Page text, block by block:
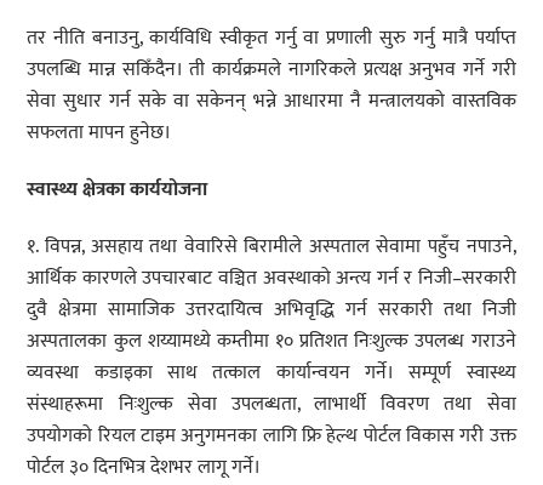
तर नीति बनाउनु, कार्यविधि स्वीकृत गर्नु वा प्रणाली सुरु गर्नु मात्रै पर्याप्त
उपलब्धि मान्न सकिँदैन। ती कार्यक्रमले नागरिकले प्रत्यक्ष अनुभव गर्ने गरी
सेवा सुधार गर्न सके वा सकेनन् भन्ने आधारमा नै मन्त्रालयको वास्तविक
सफलता मापन हुनेछ।
स्वास्थ्य क्षेत्रका कार्ययोजना
१. विपन्न, असहाय तथा वेवारिसे बिरामीले अस्पताल सेवामा पहुँच नपाउने,
आर्थिक कारणले उपचारबाट वञ्चित अवस्थाको अन्त्य गर्न र निजी–सरकारी
दुवै क्षेत्रमा सामाजिक उत्तरदायित्व अभिवृद्धि गर्न सरकारी तथा निजी
अस्पतालका कुल शय्यामध्ये कम्तीमा १० प्रतिशत निःशुल्क उपलब्ध गराउने
व्यवस्था कडाइका साथ तत्काल कार्यान्वयन गर्ने। सम्पूर्ण स्वास्थ्य
संस्थाहरूमा निःशुल्क सेवा उपलब्धता, लाभार्थी विवरण तथा सेवा
उपयोगको रियल टाइम अनुगमनका लागि फ्रि हेल्थ पोर्टल विकास गरी उक्त
पोर्टल ३० दिनभित्र देशभर लागू गर्ने।